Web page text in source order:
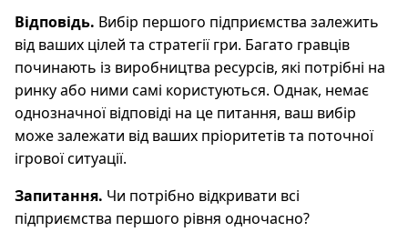
Відповідь. Вибір першого підприємства залежить
від ваших цілей та стратегії гри. Багато гравців
починають із виробництва ресурсів, які потрібні на
ринку або ними самі користуються. Однак, немає
однозначної відповіді на це питання, ваш вибір
може залежати від ваших пріоритетів та поточної
ігрової ситуації.
Запитання. Чи потрібно відкривати всі
підприємства першого рівня одночасно?